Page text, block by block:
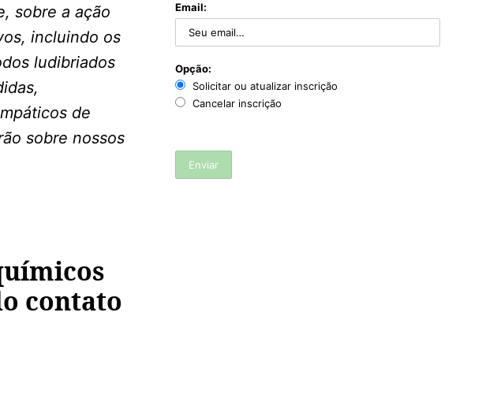
sobre a ação
incluindo os
ludibriados
de
sobre nossos
contato
Email:
Opção:
Solicitar ou atualizar inscrição
Cancelar inscrição